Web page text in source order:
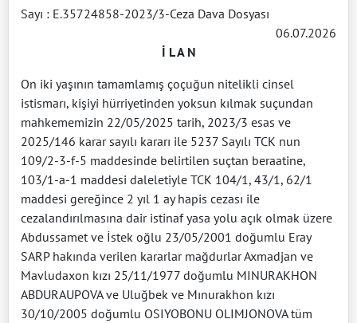
Sayı : E.35724858-2023/3-Ceza Dava Dosyası
06.07.2026
İ L A N
On iki yaşının tamamlamış çoçuğun nitelikli cinsel
istismarı, kişiyi hürriyetinden yoksun kılmak suçundan
mahkememizin 22/05/2025 tarih, 2023/3 esas ve
2025/146 karar sayılı kararı ile 5237 Sayılı TCK nun
109/2-3-f-5 maddesinde belirtilen suçtan beraatine,
103/1-a-1 maddesi daleletiyle TCK 104/1, 43/1, 62/1
maddesi gereğince 2 yıl 1 ay hapis cezası ile
cezalandırılmasına dair istinaf yasa yolu açık olmak üzere
Abdussamet ve İstek oğlu 23/05/2001 doğumlu Eray
SARP hakında verilen kararlar mağdurlar Axmadjan ve
Mavludaxon kızı 25/11/1977 doğumlu MINURAKHON
ABDURAUPOVA ve Uluğbek ve Mınurakhon kızı
30/10/2005 doğumlu OSIYOBONU OLIMJONOVA tüm